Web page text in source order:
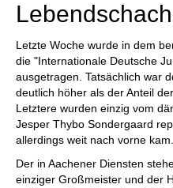
Letzte Woche wurde in dem
die "Internationale Deutsche
ausgetragen. Tatsächlich war
deutlich höher als der Anteil
Letztere wurden einzig vom
Jesper Thybo Sondergaard
allerdings weit nach vorne kam.
Der in Aachener Diensten
einziger Großmeister und der